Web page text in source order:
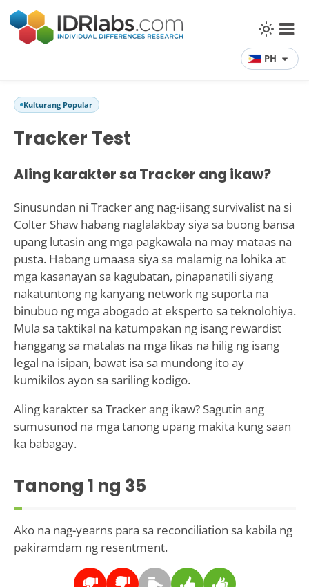
PH
Kulturang Popular
Tracker Test
Aling karakter sa Tracker ang ikaw?
Sinusundan ni Tracker ang nag-iisang survivalist na si
Colter Shaw habang naglalakbay siya sa buong bansa
upang lutasin ang mga pagkawala na may mataas na
pusta. Habang umaasa siya sa malamig na lohika at
mga kasanayan sa kagubatan, pinapanatili siyang
nakatuntong ng kanyang network ng suporta na
binubuo ng mga abogado at eksperto sa teknolohiya.
Mula sa taktikal na katumpakan ng isang rewardist
hanggang sa matalas na mga likas na hilig ng isang
legal na isipan, bawat isa sa mundong ito ay
kumikilos ayon sa sariling kodigo.
Aling karakter sa Tracker ang ikaw? Sagutin ang
sumusunod na mga tanong upang makita kung saan
ka babagay.
Tanong 1 ng 35
Ako na nag-yearns para sa reconciliation sa kabila ng
pakiramdam ng resentment.